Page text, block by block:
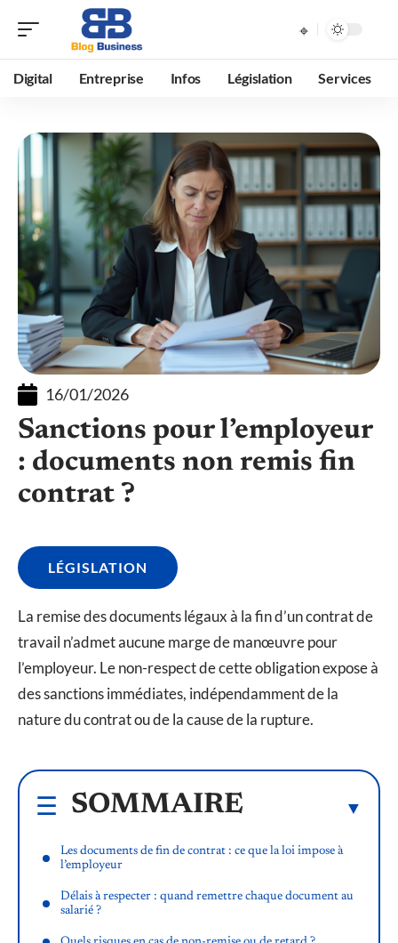
Digital Entreprise Infos Législation Services
16/01/2026
Sanctions pour l’employeur
: documents non remis fin
contrat ?
LÉGISLATION
La remise des documents légaux à la fin d’un contrat de
travail n’admet aucune marge de manœuvre pour
l’employeur. Le non-respect de cette obligation expose à
des sanctions immédiates, indépendamment de la
nature du contrat ou de la cause de la rupture.
SOMMAIRE
Les documents de fin de contrat : ce que la loi impose à
l’employeur
Délais à respecter : quand remettre chaque document au
salarié ?